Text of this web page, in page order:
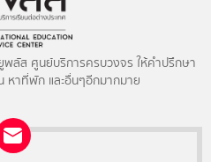
ลัส ศูนย์บริการครบวงจร ให้คำปรึกษา
หาที่พัก และอื่นๆอีกมากมาย